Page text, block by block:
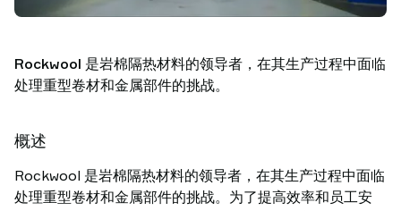
Rockwool 是岩棉隔热材料的领导者，在其生产过程中面临
处理重型卷材和金属部件的挑战。
概述
Rockwool 是岩棉隔热材料的领导者，在其生产过程中面临
处理重型卷材和金属部件的挑战。为了提高效率和员工安
搬
洞
察
TAWI
什